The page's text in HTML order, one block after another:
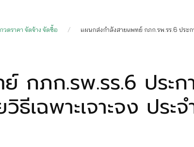
วดราคา จัดจ้าง จัดซื้อ
แผนกส่งกำลังสายแพทย์ กภก.รพ.รร.6 ประ
กภก.รพ.รร.6 ประก
เฉพาะเจาะจง ประ